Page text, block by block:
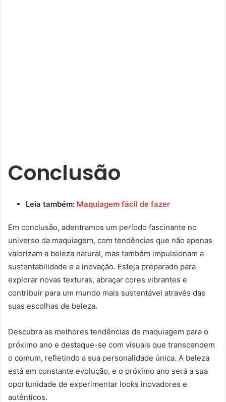
Conclusão
Leia também: Maquiagem fácil de fazer
Em conclusão, adentramos um período fascinante no
universo da maquiagem, com tendências que não apenas
valorizam a beleza natural, mas também impulsionam a
sustentabilidade e a inovação. Esteja preparado para
explorar novas texturas, abraçar cores vibrantes e
contribuir para um mundo mais sustentável através das
suas escolhas de beleza.
Descubra as melhores tendências de maquiagem para o
próximo ano e destaque-se com visuais que transcendem
o comum, refletindo a sua personalidade única. A beleza
está em constante evolução, e o próximo ano será a sua
oportunidade de experimentar looks inovadores e
autênticos.